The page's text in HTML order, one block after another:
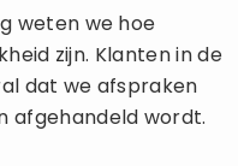
weten we hoe
zijn. Klanten in de
dat we afspraken
afgehandeld wordt.